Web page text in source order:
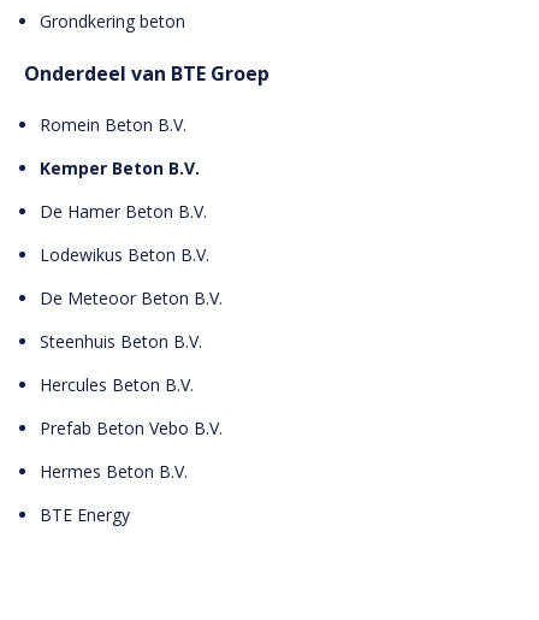
Grondkering beton
Onderdeel van BTE Groep
Romein Beton B.V.
Kemper Beton B.V.
De Hamer Beton B.V.
Lodewikus Beton B.V.
De Meteoor Beton B.V.
Steenhuis Beton B.V.
Hercules Beton B.V.
Prefab Beton Vebo B.V.
Hermes Beton B.V.
BTE Energy